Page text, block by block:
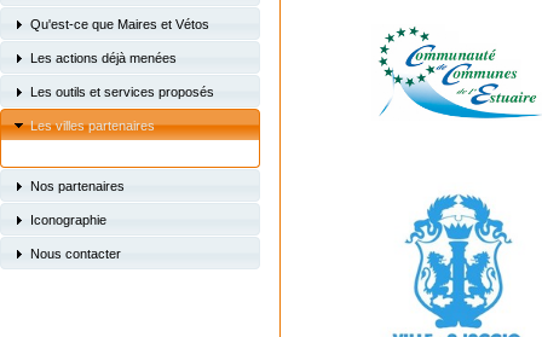
Qu'est-ce que Maires et Vétos
Les actions déjà menées
Les outils et services proposés
Les villes partenaires
Nos partenaires
Iconographie
Nous contacter